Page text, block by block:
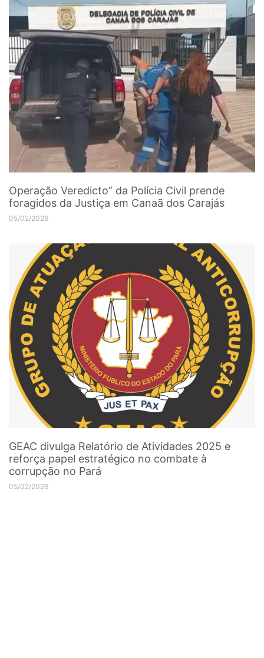
Operação Veredicto” da Polícia Civil prende
foragidos da Justiça em Canaã dos Carajás
05/02/2026
GEAC divulga Relatório de Atividades 2025 e
reforça papel estratégico no combate à
corrupção no Pará
05/02/2026